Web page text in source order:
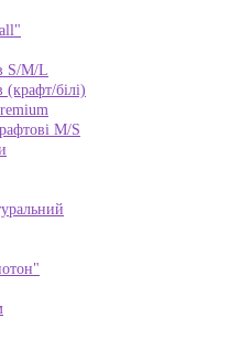
S/M/L
(крафт/білі)
M/S